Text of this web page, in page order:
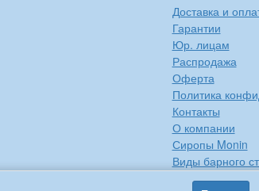
Доставка и
Гарантии
Юр. лицам
Распродажа
Оферта
Политика
Контакты
О компании
Сиропы Monin
Виды барного
Рецепты